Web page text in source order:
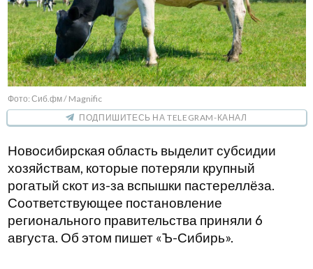
Фото: Сиб.фм / Magnific
ПОДПИШИТЕСЬ НА TELEGRAM-КАНАЛ
Новосибирская область выделит субсидии
хозяйствам, которые потеряли крупный
рогатый скот из-за вспышки пастереллёза.
Соответствующее постановление
регионального правительства приняли 6
августа. Об этом пишет «Ъ-Сибирь».